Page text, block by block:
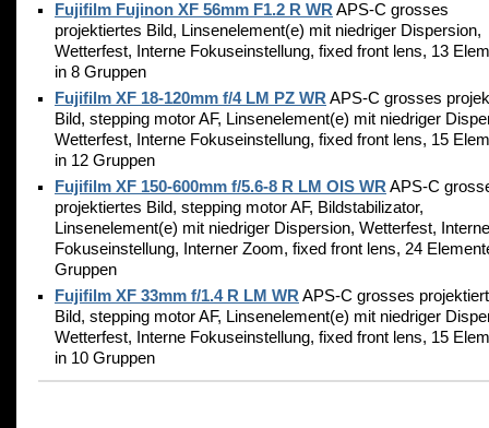
Fujifilm Fujinon XF 56mm F1.2 R WRAPS-C grosses
projektiertes Bild, Linsenelement(e) mit niedriger Dispersion,
Wetterfest, Interne Fokuseinstellung, fixed front lens, 13
in 8 Gruppen
Fujifilm XF 18-120mm f/4 LM PZ WRAPS-C grosses
Bild, stepping motor AF, Linsenelement(e) mit niedriger
Wetterfest, Interne Fokuseinstellung, fixed front lens, 15
in 12 Gruppen
Fujifilm XF 150-600mm f/5.6-8 R LM OIS WRAPS-C
projektiertes Bild, stepping motor AF, Bildstabilizator,
Linsenelement(e) mit niedriger Dispersion, Wetterfest, Interne
Fokuseinstellung, Interner Zoom, fixed front lens, 24
Gruppen
Fujifilm XF 33mm f/1.4 R LM WRAPS-C grosses
Bild, stepping motor AF, Linsenelement(e) mit niedriger
Wetterfest, Interne Fokuseinstellung, fixed front lens, 15
in 10 Gruppen